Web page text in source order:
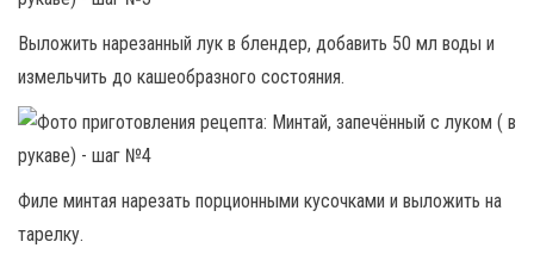
Выложить нарезанный лук в блендер, добавить 50 мл воды и
измельчить до кашеобразного состояния.
Филе минтая нарезать порционными кусочками и выложить на
тарелку.